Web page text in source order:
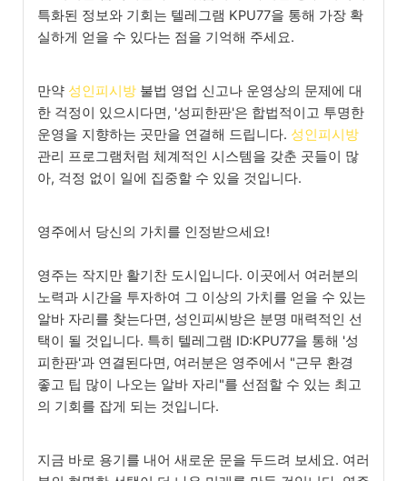
특화된 정보와 기회는 텔레그램 KPU77을 통해 가장 확
실하게 얻을 수 있다는 점을 기억해 주세요.
만약 성인피시방 불법 영업 신고나 운영상의 문제에 대
한 걱정이 있으시다면, '성피한판'은 합법적이고 투명한
운영을 지향하는 곳만을 연결해 드립니다. 성인피시방
관리 프로그램처럼 체계적인 시스템을 갖춘 곳들이 많
아, 걱정 없이 일에 집중할 수 있을 것입니다.
영주에서 당신의 가치를 인정받으세요!
영주는 작지만 활기찬 도시입니다. 이곳에서 여러분의
노력과 시간을 투자하여 그 이상의 가치를 얻을 수 있는
알바 자리를 찾는다면, 성인피씨방은 분명 매력적인 선
택이 될 것입니다. 특히 텔레그램 ID:KPU77을 통해 '성
피한판'과 연결된다면, 여러분은 영주에서 "근무 환경
좋고 팁 많이 나오는 알바 자리"를 선점할 수 있는 최고
의 기회를 잡게 되는 것입니다.
지금 바로 용기를 내어 새로운 문을 두드려 보세요. 여러